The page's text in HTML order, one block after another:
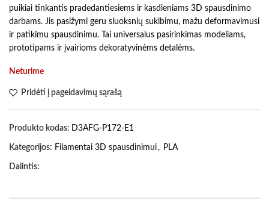
puikiai tinkantis pradedantiesiems ir kasdieniams 3D spausdinimo
darbams. Jis pasižymi geru sluoksnių sukibimu, mažu deformavimusi
ir patikimu spausdinimu. Tai universalus pasirinkimas modeliams,
prototipams ir įvairioms dekoratyvinėms detalėms.
Neturime
Pridėti į pageidavimų sąrašą
Produkto kodas: D3AFG-P172-E1
Kategorijos: Filamentai 3D spausdinimui , PLA
Dalintis: